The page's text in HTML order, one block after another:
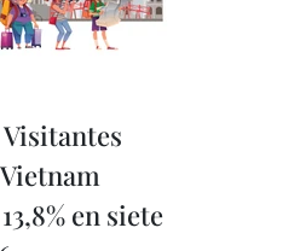
Visitantes
en siete